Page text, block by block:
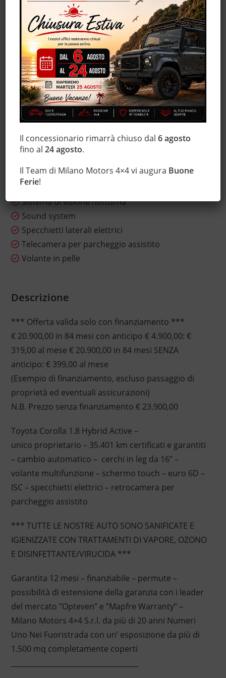
ESP
Fari LED
Fendinebbia
Hill holder
Immobilizzatore elettronico
Isofix
Luci diurne
Monitoraggio pressione pneumatici
MP3
Sedile posteriore sdoppiato
Sensore di pioggia
Servosterzo
Sistema di visione notturna
Sound system
Specchietti laterali elettrici
Telecamera per parcheggio assistito
Volante in pelle
Descrizione
*** Offerta valida solo con finanziamento ***
€ 20.900,00 in 84 mesi con anticipo € 4.900,00: €
319,00 al mese € 20.900,00 in 84 mesi SENZA
anticipo: € 399,00 al mese
(Esempio di finanziamento, escluso passaggio di
proprietà ed eventuali assicurazioni)
N.B. Prezzo senza finanziamento € 23.900,00
Toyota Corolla 1.8 Hybrid Active –
unico proprietario – 35.401 km certificati e garantiti
– cambio automatico – cerchi in leg da 16” –
volante multifunzione – schermo touch – euro 6D –
ISC – specchietti elettrici – retrocamera per
parcheggio assistito
*** TUTTE LE NOSTRE AUTO SONO SANIFICATE E
IGIENIZZATE CON TRATTAMENTI DI VAPORE, OZONO
E DISINFETTANTE/VIRUCIDA ***
Garantita 12 mesi – finanziabile – permute –
possibilità di estensione della garanzia con i leader
del mercato ”Opteven” e ”Mapfre Warranty” –
Milano Motors 4×4 S.r.l. da più di 20 anni Numeri
Uno Nei Fuoristrada con un’ esposizione da più di
1.500 mq completamente coperti
Il concessionario rimarrà chiuso dal6 agosto
fino al24 agosto.
Il Team di Milano Motors 4×4 vi augura Buone
Ferie!